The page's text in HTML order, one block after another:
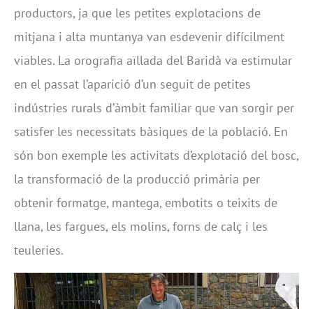
productors, ja que les petites explotacions de
mitjana i alta muntanya van esdevenir difícilment
viables. La orografia aïllada del Baridà va estimular
en el passat l’aparició d’un seguit de petites
indústries rurals d’àmbit familiar que van sorgir per
satisfer les necessitats bàsiques de la població. En
són bon exemple les activitats d’explotació del bosc,
la transformació de la producció primària per
obtenir formatge, mantega, embotits o teixits de
llana, les fargues, els molins, forns de calç i les
teuleries.